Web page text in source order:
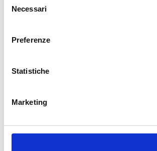
esposizione indiretta.
reputazione può derivare
soggetto con “un ragionevole
nominalmente.